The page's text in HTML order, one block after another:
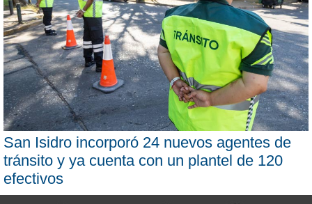
San Isidro incorporó 24 nuevos agentes de
tránsito y ya cuenta con un plantel de 120
efectivos